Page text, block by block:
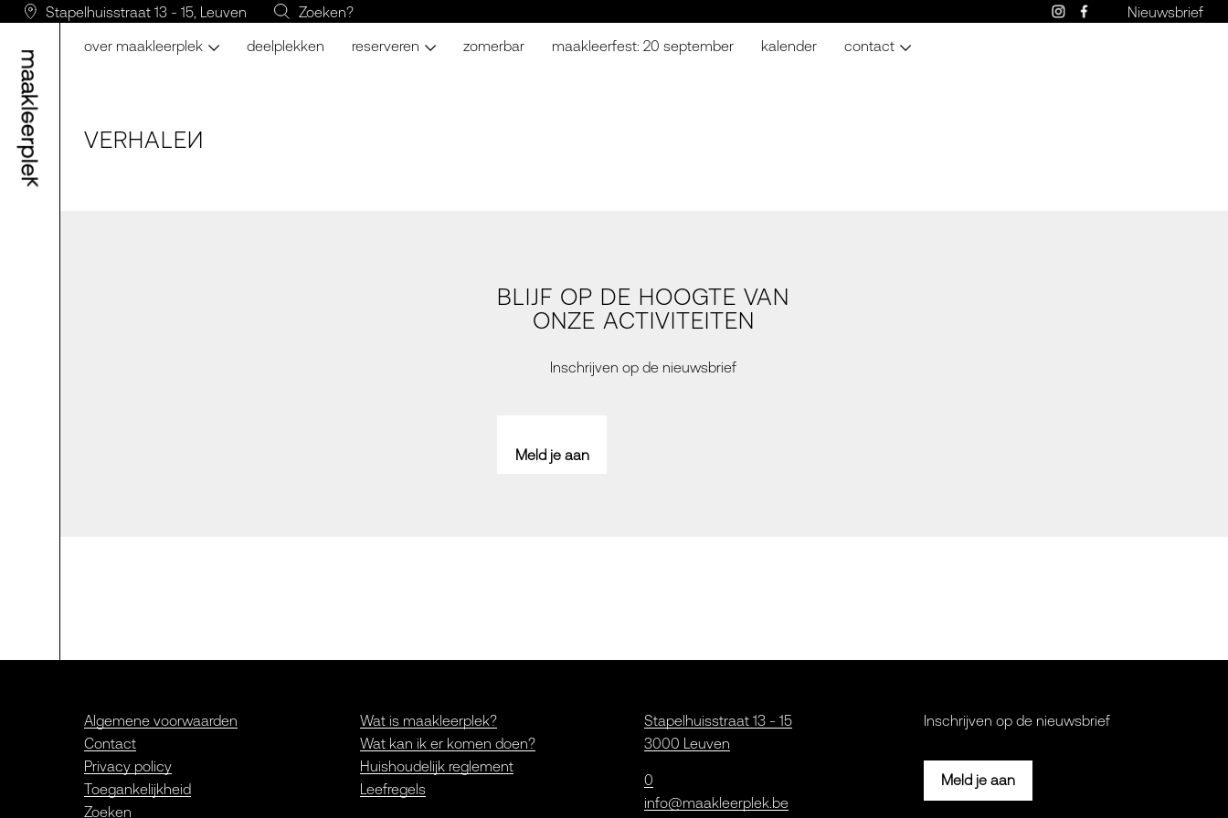
Stapelhuisstraat 13 - 15, Leuven Zoeken? Nieuwsbrief
over maakleerplek deelplekken reserveren zomerbar maakleerfest: 20 september kalender contact
VERHALEN
BLIJF OP DE HOOGTE VAN
ONZE ACTIVITEITEN
Inschrijven op de nieuwsbrief
Meld je aan
Algemene voorwaarden
Contact
Privacy policy
Toegankelijkheid
Zoeken
Wat is maakleerplek?
Wat kan ik er komen doen?
Huishoudelijk reglement
Leefregels
Stapelhuisstraat 13 - 15
3000 Leuven
0
info@maakleerplek.be
Inschrijven op de nieuwsbrief
Meld je aan